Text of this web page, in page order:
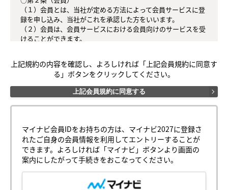
（１）会員とは、当社が定める方法によって会員サービスに登
録を申し込み、当社がこれを承認した方をいいます。
（２）会員は、会員サービスにおける会員向けのサービスを受
けることができます。
認したものとみなします。
○第３条（会員ＩＤ番号とパスワード）
（１）会員は、会員ＩＤ番号を付与され、パスワードを登録す
るものとします。ただし、第５条に抵触すると当社が判断した
（２）会員は、会員ＩＤ番号およびパスワードを第三者に譲渡
または貸与してはなりません。
（３）会員の会員ＩＤ番号およびパスワードの管理および使用
は会員の責任とし、これらの使用上の過誤または第三者による
不正使用等については、当社は一切の責任を負わないものとし
ます。
上記規約の内容を確認し、よろしければ「上記会員規約に同意す
る」ボタンをクリックしてください。
上記会員規約に同意する
マイナビ会員IDをお持ちの方は、マイナビ2027に登録さ
れたご自身の会員情報を利用してエントリーすることが
できます。よろしければ「マイナビ」ボタンより画面の
案内にしたがって手続きをおこなってください。